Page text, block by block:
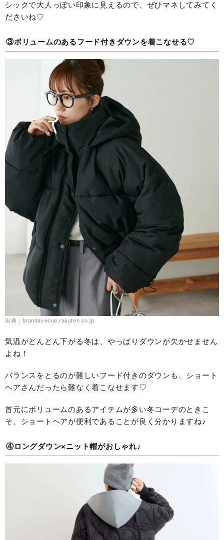
シックで大人っぽい印象に見えるので、ぜひマネしてみてく
ださいね♡
③ボリュームのあるフード付きダウンを着こなせる♡
出典：brandavenue.rakuten.co.jp
気温がどんどん下がる冬は、やっぱりダウンが欠かせません
よね！
バランスをとるのが難しいフード付きのダウンも、ショート
ヘアさんだったら難なく着こなせます♡
首元にボリュームのあるアイテムが多い冬コーデのときこ
そ、ショートヘアが便利であることが良く分かりますね♪
④ロングダウン×ニット帽がおしゃれ♪